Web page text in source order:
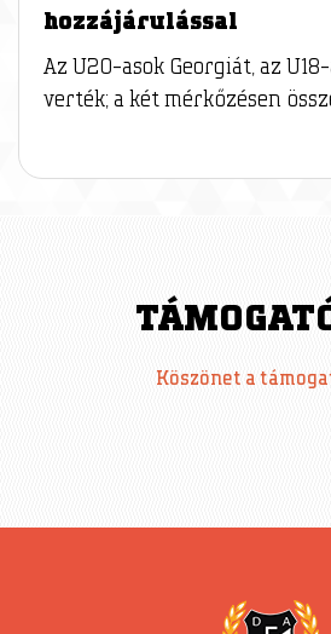
hozzájárulással
Az U20-asok Georgiát, az
verték; a két mérkőzésen
Köszönet a